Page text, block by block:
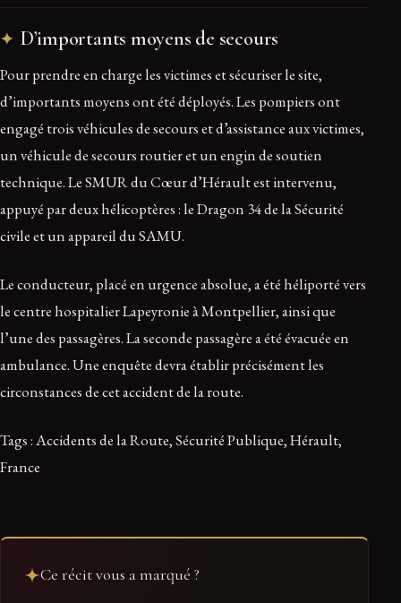
D’importants moyens de secours
Pour prendre en charge les victimes et sécuriser le site,
d’importants moyens ont été déployés. Les pompiers ont
engagé trois véhicules de secours et d’assistance aux victimes,
un véhicule de secours routier et un engin de soutien
technique. Le SMUR du Cœur d’Hérault est intervenu,
appuyé par deux hélicoptères : le Dragon 34 de la Sécurité
civile et un appareil du SAMU.
Le conducteur, placé en urgence absolue, a été héliporté vers
le centre hospitalier Lapeyronie à Montpellier, ainsi que
l’une des passagères. La seconde passagère a été évacuée en
ambulance. Une enquête devra établir précisément les
circonstances de cet accident de la route.
Tags : Accidents de la Route, Sécurité Publique, Hérault,
France
Ce récit vous a marqué ?